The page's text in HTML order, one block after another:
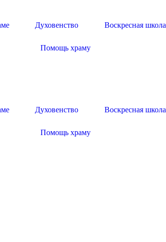
Духовенство Воскресная школа
Помощь храму
Духовенство Воскресная школа
Помощь храму